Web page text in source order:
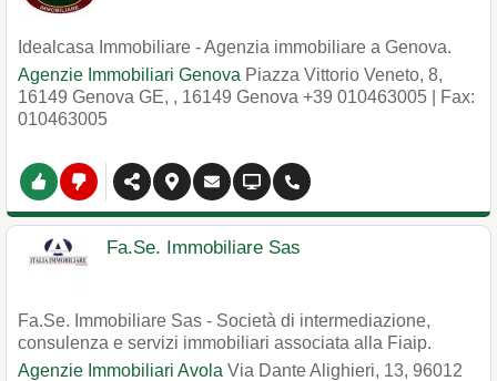
Idealcasa Immobiliare - Agenzia immobiliare a Genova.
Agenzie Immobiliari Genova Piazza Vittorio Veneto, 8,
16149 Genova GE, , 16149 Genova +39 010463005 | Fax:
010463005
Fa.Se. Immobiliare Sas
Fa.Se. Immobiliare Sas - Società di intermediazione,
consulenza e servizi immobiliari associata alla Fiaip.
Agenzie Immobiliari Avola Via Dante Alighieri, 13, 96012